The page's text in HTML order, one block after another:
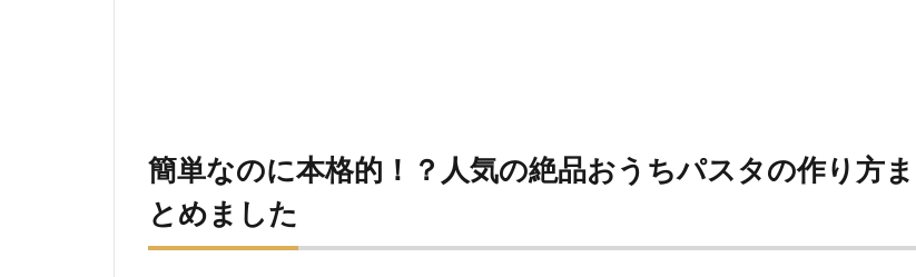
簡単なのに本格的！？人気の絶品おうちパスタの作り方ま
とめました